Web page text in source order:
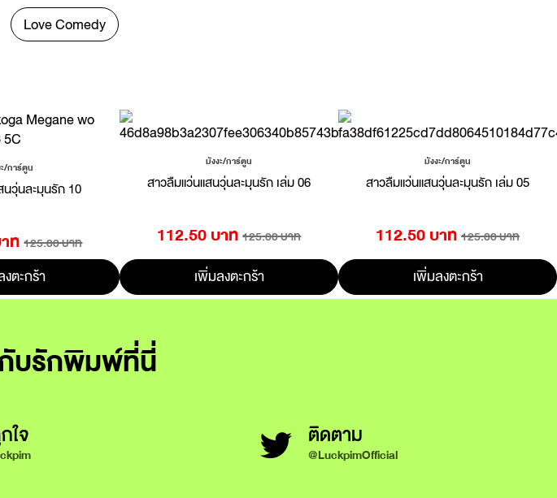
Love Comedy
/การ์ตูน
นวุ่นละมุนรัก 10
ท 125.00 บาท
ตะกร้า
มังงะ/การ์ตูน
สาวลืมแว่นแสนวุ่นละมุนรัก เล่ม 06
112.50 บาท 125.00 บาท
เพิ่มลงตะกร้า
มังงะ/การ์ตูน
สาวลืมแว่นแสนวุ่นละมุนรัก เล่ม 05
112.50 บาท 125.00 บาท
เพิ่มลงตะกร้า
บรักพิมพ์ที่นี่
ใจ ติดตาม
@LuckpimOfficial